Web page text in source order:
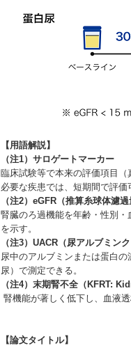
【用語解説】
（注1）サロゲートマーカー
臨床試験等で本来の評価項目
必要な疾患では、短期間で評価
（注2）eGFR（推算糸球体濾過
腎臓のろ過機能を年齢・性別
を示す。
（注3）UACR（尿アルブミン
尿中のアルブミンまたは蛋白
尿）で測定できる。
（注4）末期腎不全（KFRT:
腎機能が著しく低下し、血液
【論文タイトル】